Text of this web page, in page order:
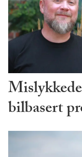
bilbasert